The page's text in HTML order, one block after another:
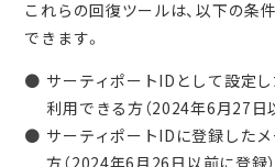
これらの回復ツールは、以下の条
できます。
サーティポートIDとして設定
利用できる方（2024年6月27日
サーティポートIDに登録した
方（2024年6月26日以前に登録）